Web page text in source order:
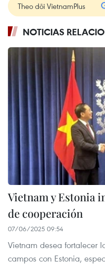
Theo dõi VietnamPlus
NOTICIAS
Vietnam y Estonia
de cooperación
07/06/2025 09:54
Vietnam desea fortalecer
campos con Estonia,